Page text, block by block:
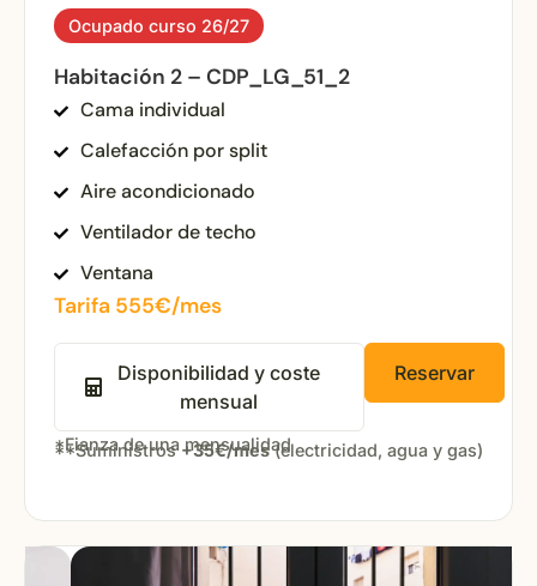
Ocupado curso 26/27
Habitación 2 – CDP_LG_51_2
Cama individual
Calefacción por split
Aire acondicionado
Ventilador de techo
Ventana
Tarifa 555€/mes
Disponibilidad y coste
mensual
Reservar
*Fianza de una mensualidad
**Suministros+35€/mes(electricidad, agua y gas)